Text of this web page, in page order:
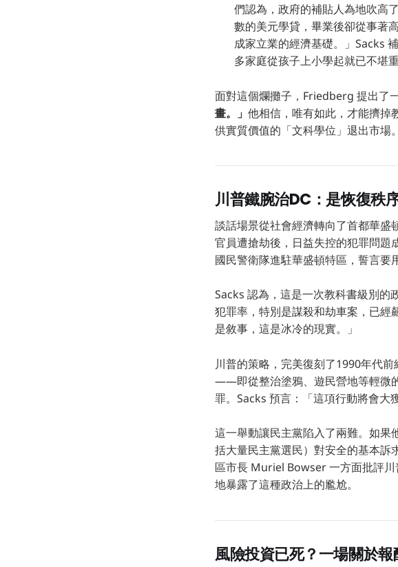
們認為，政府的補貼人為地吹高
數的美元學貸，畢業後卻從事著
成家立業的經濟基礎。」Sacks
多家庭從孩子上小學起就已不堪重
面對這個爛攤子，Friedberg 提出了
畫。」 他相信，唯有如此，才能擠掉
供實質價值的「文科學位」退出市場。
川普鐵腕治DC：是恢復秩
談話場景從社會經濟轉向了首都華盛
官員遭搶劫後，日益失控的犯罪問題
國民警衛隊進駐華盛頓特區，誓言要
Sacks 認為，這是一次教科書級別的
犯罪率，特別是謀殺和劫車案，已經
是敘事，這是冰冷的現實。」
川普的策略，完美復刻了1990年代
——即從整治塗鴉、遊民營地等輕微
罪。Sacks 預言：「這項行動將會大
這一舉動讓民主黨陷入了兩難。如果
括大量民主黨選民）對安全的基本訴
區市長 Muriel Bowser 一方面批評
地暴露了這種政治上的尷尬。
風險投資已死？一場關於